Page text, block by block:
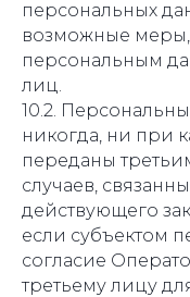
персональных
возможные
персональным
лиц.
10.2.
никогда, ни при
переданы
случаев,
действующего
если субъектом
согласие
третьему лицу